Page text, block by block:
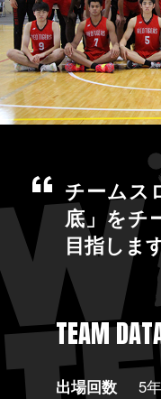
チームス
底」をチ
目指しま
TEAM
出場回数
5